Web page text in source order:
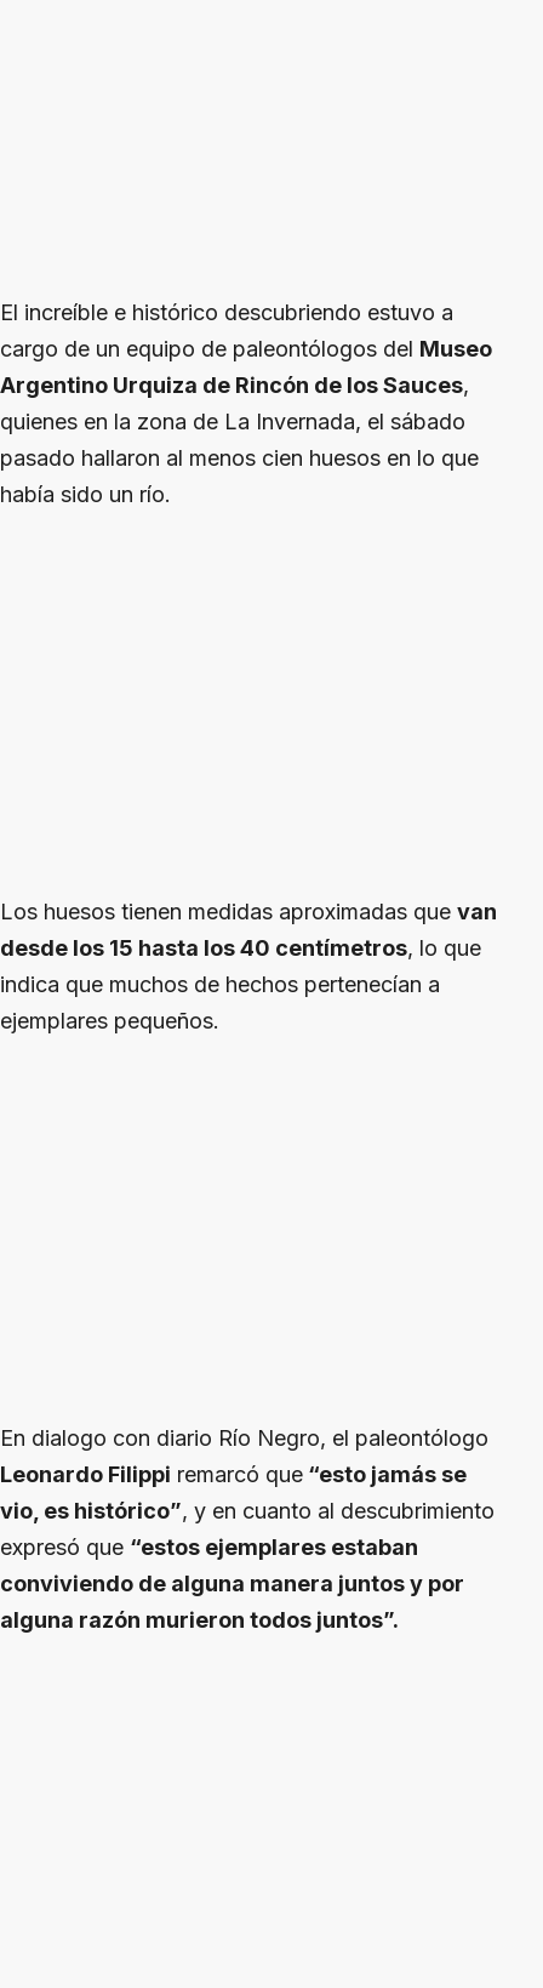
El increíble e histórico descubriendo estuvo a
cargo de un equipo de paleontólogos del Museo
Argentino Urquiza de Rincón de los Sauces,
quienes en la zona de La Invernada, el sábado
pasado hallaron al menos cien huesos en lo que
había sido un río.
Los huesos tienen medidas aproximadas que van
desde los 15 hasta los 40 centímetros, lo que
indica que muchos de hechos pertenecían a
ejemplares pequeños.
En dialogo con diario Río Negro, el paleontólogo
Leonardo Filippi remarcó que “esto jamás se
vio, es histórico”, y en cuanto al descubrimiento
expresó que “estos ejemplares estaban
conviviendo de alguna manera juntos y por
alguna razón murieron todos juntos”.